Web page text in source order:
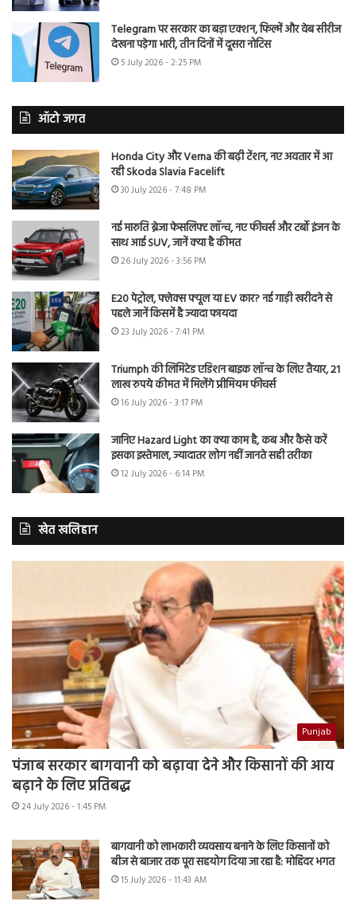
Telegram पर सरकार का बड़ा एक्शन, फिल्में और वेब सीरीज
देखना पड़ेगा भारी, तीन दिनों में दूसरा नोटिस
5 July 2026 - 2:25 PM
ऑटो जगत
Honda City और Verna की बढ़ी टेंशन, नए अवतार में आ
रही Skoda Slavia Facelift
30 July 2026 - 7:48 PM
नई मारुति ब्रेजा फेसलिफ्ट लॉन्च, नए फीचर्स और टर्बो इंजन के
साथ आई SUV, जानें क्या है कीमत
26 July 2026 - 3:56 PM
E20 पेट्रोल, फ्लेक्स फ्यूल या EV कार? नई गाड़ी खरीदने से
पहले जानें किसमें है ज्यादा फायदा
23 July 2026 - 7:41 PM
Triumph की लिमिटेड एडिशन बाइक लॉन्च के लिए तैयार, 21
लाख रुपये कीमत में मिलेंगे प्रीमियम फीचर्स
16 July 2026 - 3:17 PM
जानिए Hazard Light का क्या काम है, कब और कैसे करें
इसका इस्तेमाल, ज्यादातर लोग नहीं जानते सही तरीका
12 July 2026 - 6:14 PM
खेत खलिहान
Punjab
पंजाब सरकार बागवानी को बढ़ावा देने और किसानों की आय
बढ़ाने के लिए प्रतिबद्ध
24 July 2026 - 1:45 PM
बागवानी को लाभकारी व्यवसाय बनाने के लिए किसानों को
बीज से बाजार तक पूरा सहयोग दिया जा रहा है: मोहिंदर भगत
15 July 2026 - 11:43 AM